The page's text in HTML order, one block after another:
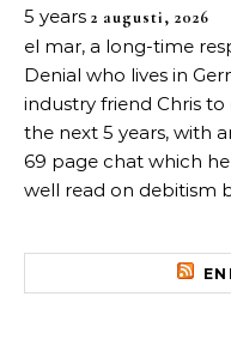
5 years 2 augusti, 2026
el mar, a long-time
Denial who lives in
industry friend Chris
the next 5 years, with
69 page chat which
well read on debitism